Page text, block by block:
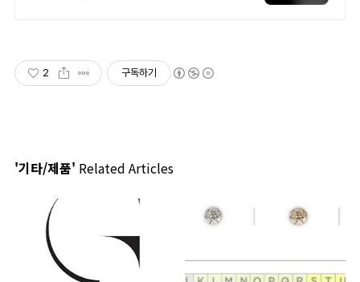
2 구독하기
'기타/제품' Related Articles